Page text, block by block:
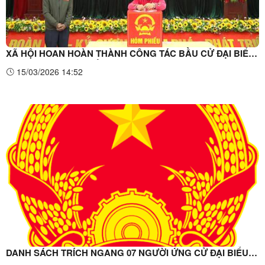
XÃ HỘI HOAN HOÀN THÀNH CÔNG TÁC BẦU CỬ ĐẠI BIỂU
QUỐC HỘI VÀ ĐẠI BIỂU HĐND CÁC CẤP NHIỆM KỲ 2026
-2031.15/03/2026 14:52
DANH SÁCH TRÍCH NGANG 07 NGƯỜI ỨNG CỬ ĐẠI BIỂU